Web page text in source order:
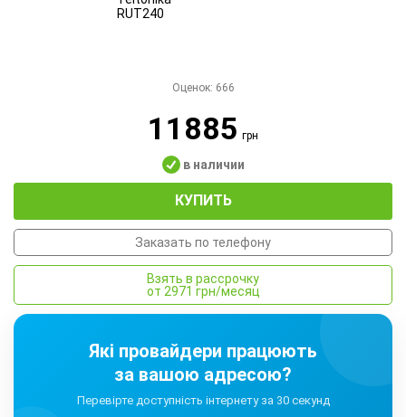
Оценок: 666
11885грн
в наличии
КУПИТЬ
Заказать по телефону
Взять в рассрочку
от 2971 грн/месяц
Які провайдери працюють
за вашою адресою?
Перевірте доступність інтернету за 30 секунд